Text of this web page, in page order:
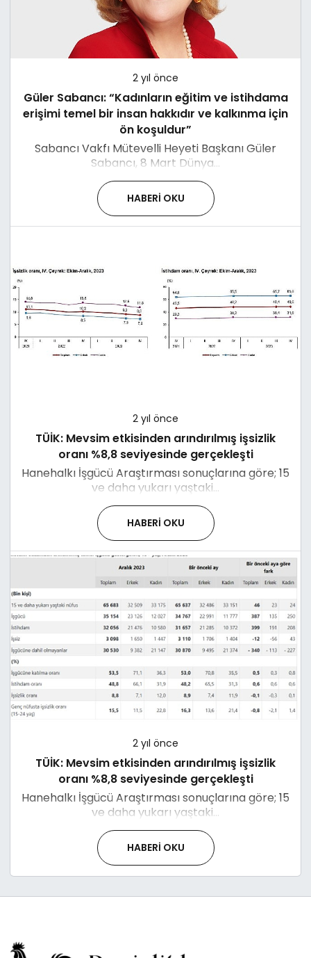
2 yıl önce
Güler Sabancı: “Kadınların eğitim ve istihdama
erişimi temel bir insan hakkıdır ve kalkınma için
ön koşuldur”
Sabancı Vakfı Mütevelli Heyeti Başkanı Güler
Sabancı, 8 Mart Dünya...
HABERI OKU
2 yıl önce
TÜİK: Mevsim etkisinden arındırılmış işsizlik
oranı %8,8 seviyesinde gerçekleşti
Hanehalkı İşgücü Araştırması sonuçlarına göre; 15
ve daha yukarı yaştaki...
HABERI OKU
2 yıl önce
TÜİK: Mevsim etkisinden arındırılmış işsizlik
oranı %8,8 seviyesinde gerçekleşti
Hanehalkı İşgücü Araştırması sonuçlarına göre; 15
ve daha yukarı yaştaki...
HABERI OKU